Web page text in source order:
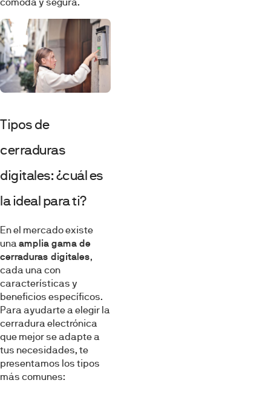
Tipos de
cerraduras
digitales: ¿cuál es
la ideal para ti?
En el mercado existe
unaamplia gama de
cerraduras digitales,
cada una con
características y
beneficios específicos.
Para ayudarte a elegir la
cerradura electrónica
que mejor se adapte a
tus necesidades, te
presentamos los tipos
más comunes: